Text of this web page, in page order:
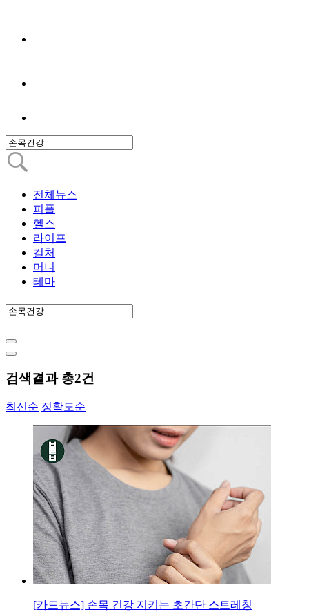
전체뉴스
피플
헬스
라이프
컬처
머니
테마
검색결과 총2건
최신순 정확도순
[카드뉴스] 손목 건강 지키는 초간단 스트레칭